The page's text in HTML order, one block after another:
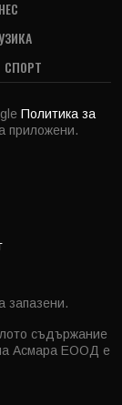
СПОРТ
Политика за
приложени.
запазени.
съдържание
Асмара ЕООД е